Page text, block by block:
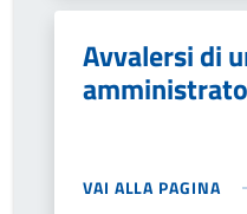
Avvalersi di
VAI ALLA PAGINA